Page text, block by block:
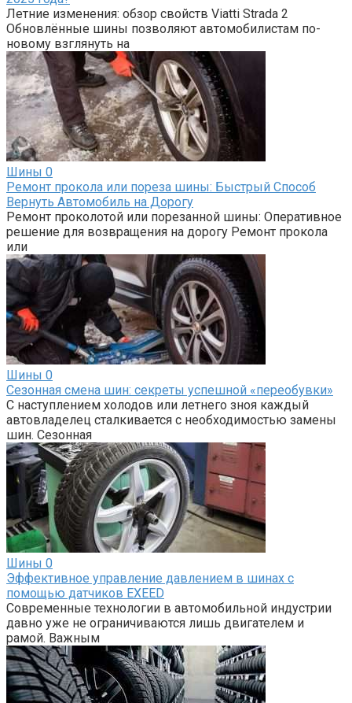
Летние изменения: обзор свойств Viatti Strada 2
Обновлённые шины позволяют автомобилистам по-
новому взглянуть на
Шины 0
Ремонт прокола или пореза шины: Быстрый Способ
Вернуть Автомобиль на Дорогу
Ремонт проколотой или порезанной шины: Оперативное
решение для возвращения на дорогу Ремонт прокола
или
Шины 0
Сезонная смена шин: секреты успешной «переобувки»
С наступлением холодов или летнего зноя каждый
автовладелец сталкивается с необходимостью замены
шин. Сезонная
Шины 0
Эффективное управление давлением в шинах с
помощью датчиков EXEED
Современные технологии в автомобильной индустрии
давно уже не ограничиваются лишь двигателем и
рамой. Важным